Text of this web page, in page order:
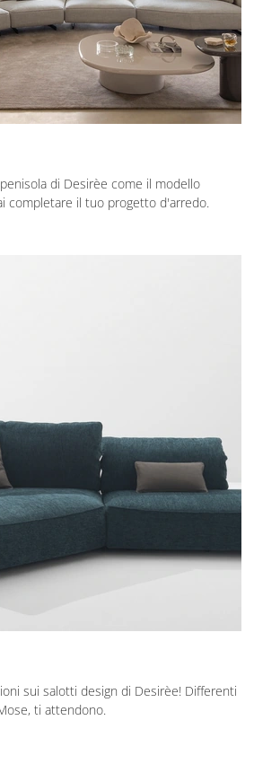
di Desirèe come il modello
completare il tuo progetto d'arredo.
sui salotti design di Desirèe! Differenti
ti attendono.